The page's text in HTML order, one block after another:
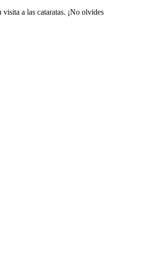
a las cataratas. ¡No olvides